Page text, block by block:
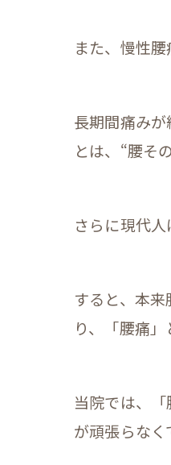
また、慢性腰
長期間痛み
とは、“腰そ
さらに現代
すると、本
り、「腰痛
当院では、
が頑張らなく